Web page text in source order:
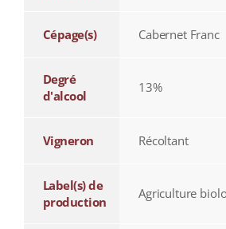
Cépage(s) Cabernet Franc
Degré
d'alcool
13%
Vigneron Récoltant
Label(s) de
production
Agriculture